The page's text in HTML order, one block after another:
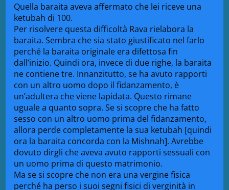
Quella baraita aveva affermato che lei riceve una
ketubah di 100.
Per risolvere questa difficoltà Rava rielabora la
baraita. Sembra che sia stato giustificato nel farlo
perché la baraita originale era difettosa fin
dall’inizio. Quindi ora, invece di due righe, la baraita
ne contiene tre. Innanzitutto, se ha avuto rapporti
con un altro uomo dopo il fidanzamento, è
un’adultera che viene lapidata. Questo rimane
uguale a quanto sopra. Se si scopre che ha fatto
sesso con un altro uomo prima del fidanzamento,
allora perde completamente la sua ketubah [quindi
ora la baraita concorda con la Mishnah]. Avrebbe
dovuto dirgli che aveva avuto rapporti sessuali con
un uomo prima di questo matrimonio.
Ma se si scopre che non era una vergine fisica
perché ha perso i suoi segni fisici di verginità in